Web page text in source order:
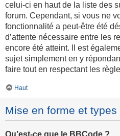
celui-ci en haut de la liste des
forum. Cependant, si vous ne
fonctionnalité a peut-être été
d’attente nécessaire entre les
encore été atteint. Il est
sujet simplement en y
faire tout en respectant les
Haut
Mise en forme et types
Qu’est-ce que le BBCode ?